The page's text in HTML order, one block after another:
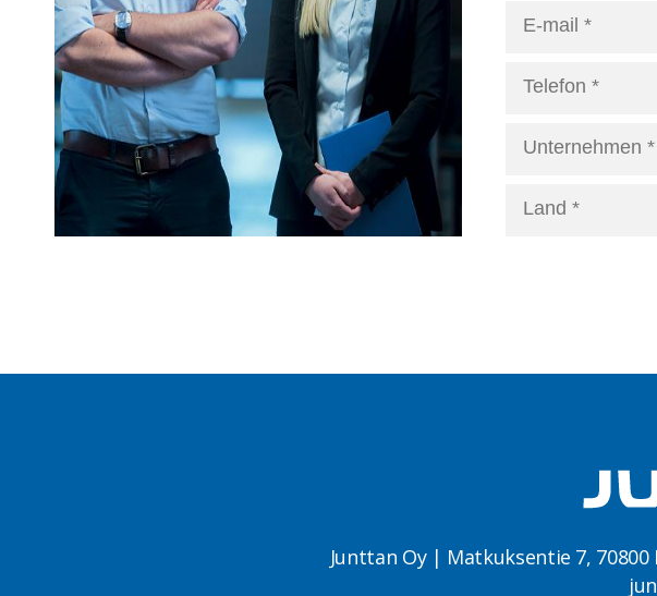
Junttan Oy | Matkuksentie 7, 70800